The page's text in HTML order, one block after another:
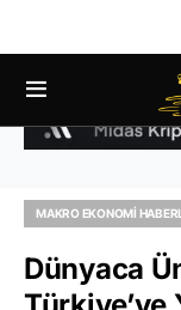
MAKRO EKONOMI
Dünyaca